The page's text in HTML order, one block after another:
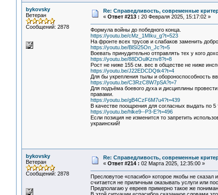
bykovsky
Ветеран
Сообщений: 2878
Re: Справедливость, современные
« Ответ #213 : 20 Февраля 2025, 15:17:02 »
Формула войны до победного конца.
https://youtu.be/cMz_1MIku_g?t=523
На фронте всех трусов и слабаков заменить
https://youtu.be/BlSI25On_Jc?t=5
Воевать принудительно отправлять тех у кого
https://youtu.be/88DOulKznv8?t=8
Рост не ниже 155 см. вес в обществе не ниже
https://youtu.be/J22EDCDQtk4?t=4
Для бы укрепления тылы и обороноспособность
https://youtu.be/C3RzC8W7pSA?t=7
Для подъёма боевого духа и дисциплины
правами.
https://youtu.be/gB4CzF6M7u4?t=439
В качестве поощрения для согласных выдать по 5
https://youtu.be/hlke9--P3-E?t=496
Если позиция не изменится то запретить
украинский!
bykovsky
Ветеран
Сообщений: 2878
Re: Справедливость, современные
« Ответ #214 : 02 Марта 2025, 12:35:00 »
Пресловутое «спасибо» которое якобы не сказал
считается не приличным оказывать услуги или
Предполагаю у евреев примерно такое же